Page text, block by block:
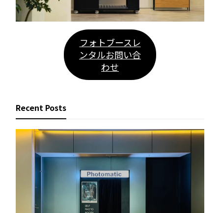
フォトブースレ
ンタルお問い合
わせ
Recent Posts